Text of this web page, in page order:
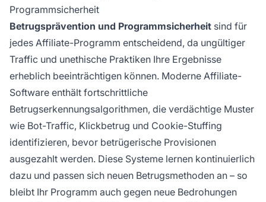
Programmsicherheit
Betrugsprävention und Programmsicherheit sind für
jedes Affiliate-Programm entscheidend, da ungültiger
Traffic und unethische Praktiken Ihre Ergebnisse
erheblich beeinträchtigen können. Moderne Affiliate-
Software enthält fortschrittliche
Betrugserkennungsalgorithmen, die verdächtige Muster
wie Bot-Traffic, Klickbetrug und Cookie-Stuffing
identifizieren, bevor betrügerische Provisionen
ausgezahlt werden. Diese Systeme lernen kontinuierlich
dazu und passen sich neuen Betrugsmethoden an – so
bleibt Ihr Programm auch gegen neue Bedrohungen